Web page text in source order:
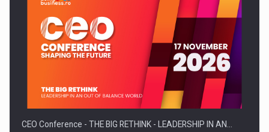
CEO Conference - THE BIG RETHINK - LEADERSHIP IN AN…